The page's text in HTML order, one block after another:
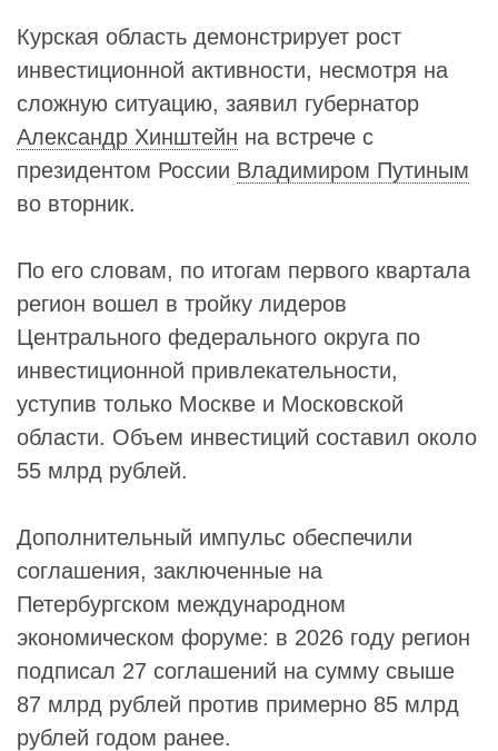
Курская область демонстрирует рост
инвестиционной активности, несмотря на
сложную ситуацию, заявил губернатор
Александр Хинштейн на встрече с
президентом России Владимиром Путиным
во вторник.
По его словам, по итогам первого квартала
регион вошел в тройку лидеров
Центрального федерального округа по
инвестиционной привлекательности,
уступив только Москве и Московской
области. Объем инвестиций составил около
55 млрд рублей.
Дополнительный импульс обеспечили
соглашения, заключенные на
Петербургском международном
экономическом форуме: в 2026 году регион
подписал 27 соглашений на сумму свыше
87 млрд рублей против примерно 85 млрд
рублей годом ранее.